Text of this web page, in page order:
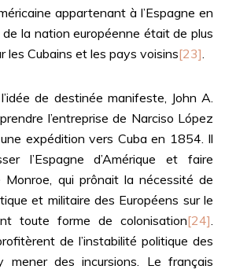
appartenant à l’Espagne en
la nation européenne était de plus
les Cubains et les pays voisins[23].
de destinée manifeste, John A.
l’entreprise de Narciso López
expédition vers Cuba en 1854. Il
l’Espagne d’Amérique et faire
Monroe, qui prônait la nécessité de
et militaire des Européens sur le
toute forme de colonisation[24].
de l’instabilité politique des
mener des incursions. Le français